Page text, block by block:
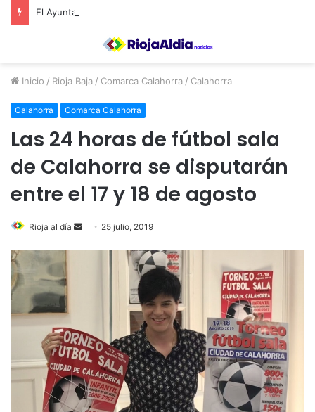
Inicio / Rioja Baja / Comarca Calahorra / Calahorra
Calahorra Comarca Calahorra
Las 24 horas de fútbol sala
de Calahorra se disputarán
entre el 17 y 18 de agosto
Rioja al día
m
a
i
l
25 julio, 2019